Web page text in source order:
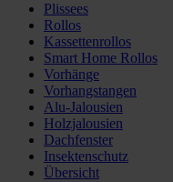
Plissees
Rollos
Kassettenrollos
Smart Home Rollos
Vorhänge
Vorhangstangen
Alu-Jalousien
Holzjalousien
Dachfenster
Insektenschutz
Übersicht